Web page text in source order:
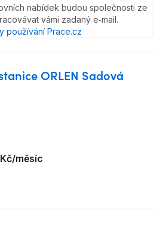
nabídek budou společnosti ze
vámi zadaný e‑mail.
používání Prace.cz
ORLEN Sadová
měsíc